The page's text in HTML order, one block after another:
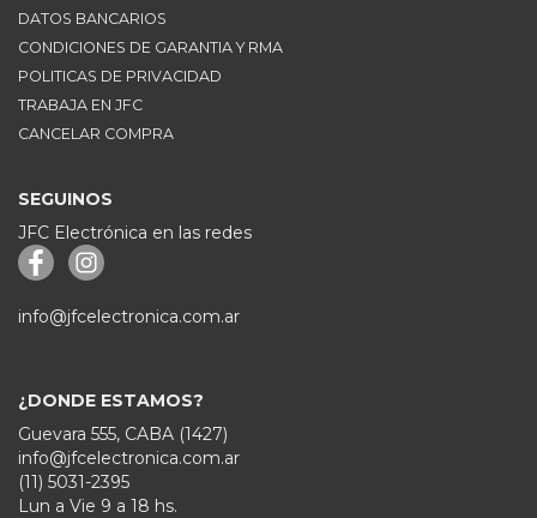
DATOS BANCARIOS
CONDICIONES DE GARANTIA Y RMA
POLITICAS DE PRIVACIDAD
TRABAJA EN JFC
CANCELAR COMPRA
SEGUINOS
JFC Electrónica en las redes
info@jfcelectronica.com.ar
¿DONDE ESTAMOS?
Guevara 555, CABA (1427)
info@jfcelectronica.com.ar
(11) 5031-2395
Lun a Vie 9 a 18 hs.